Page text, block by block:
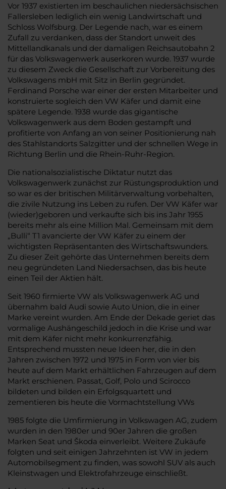
Vor 1937 existierten im beschaulichen niedersächsischen
Fallersleben lediglich ein wenig Landwirtschaft und
Schloss Wolfsburg. Der Legende nach, war es einem
Zufall zu verdanken, dass der Standort unweit des
Mittellandkanals und der damaligen Reichsautobahn 2
für das Volkswagenwerk auserkoren wurde. 1937 wurde
zu diesem Zweck die Gesellschaft zur Vorbereitung des
Volkswagens mbH mit Sitz in Berlin gegründet.
Ferdinand Porsche war einer der ersten Mitarbeiter und
konstruierte sogleich den VW Käfer und damit eine
spätere Legende. 1938 wurde das gigantische
Volkswagenwerk aus dem Boden gestampft und
profitierte von Anfang an von seiner Positionierung nah
des Stahlstandorts Salzgitter und der schnellen Wege in
Richtung Berlin und die Rhein-Ruhr-Region.
Die nationalsozialistische Diktatur nutzt das
Volkswagenwerk zunächst zur Rüstungsproduktion und
so war es der britischen Militärverwaltung vorbehalten,
die zivile Nutzung ins Leben zu rufen. Der VW Käfer war
(wieder)geboren und verkaufte sich bis ins Jahr 1955
bereits mehr als eine Million Mal. Gemeinsam mit dem
„Bulli“ T1 avancierte der VW Käfer zu einem der
wichtigsten Repräsentanten des Wirtschaftswunders.
Zu dieser Zeit gehörte das Unternehmen bereits dem
neu gegründeten Land Niedersachsen, das bis heute
einen Teil der Aktien hält.
Seit 1960 firmierte VW als Volkswagenwerk AG und
übernahm bald Audi sowie Auto Union, die in einer
Marke vereint wurden. Am Ende der Dekade geriet das
vormalige Aushängeschild jedoch in die Krise und war
mit dem Käfer nicht mehr konkurrenzfähig.
Entsprechend mussten neue Ideen her, die in den
Jahren zwischen 1972 und 1975 in Form von vier bis
heute auf dem Markt erhältlichen Fahrzeugen auf dem
Markt erschienen. Passat, Golf, Polo und Scirocco
bildeten und bilden ein Erfolgsquartett und
zementieren bis heute die Vormachtstellung VWs
1985 folgte die Umfirmierung in Volkswagen AG, zudem
wurden in den 1980er und 90er Jahren die großen
Marken Seat und Škoda einverleibt. Weitere Zukäufe
folgten und seit einigen Jahrzehnten ist VW in jedem
Automobilsegment zu finden, was sowohl SUV als auch
Kleinstwagen und Elektrofahrzeuge einschließt.